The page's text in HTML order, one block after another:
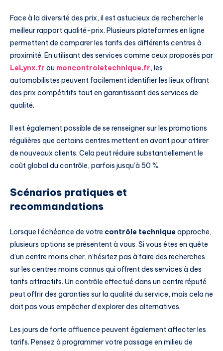
Face à la diversité des prix, il est astucieux de rechercher le
meilleur rapport qualité-prix. Plusieurs plateformes en ligne
permettent de comparer les tarifs des différents centres à
proximité. En utilisant des services comme ceux proposés par
LeLynx.fr ou moncontroletechnique.fr, les
automobilistes peuvent facilement identifier les lieux offrant
des prix compétitifs tout en garantissant des services de
qualité.
Il est également possible de se renseigner sur les promotions
régulières que certains centres mettent en avant pour attirer
de nouveaux clients. Cela peut réduire substantiellement le
coût global du contrôle, parfois jusqu’à 50 %.
Scénarios pratiques et
recommandations
Lorsque l’échéance de votre contrôle techniqueapproche,
plusieurs options se présentent à vous. Si vous êtes en quête
d’un centre moins cher, n’hésitez pas à faire des recherches
sur les centres moins connus qui offrent des services à des
tarifs attractifs. Un contrôle effectué dans un centre réputé
peut offrir des garanties sur la qualité du service, mais cela ne
doit pas vous empêcher d’explorer des alternatives.
Les jours de forte affluence peuvent également affecter les
tarifs. Pensez à programmer votre passage en milieu de